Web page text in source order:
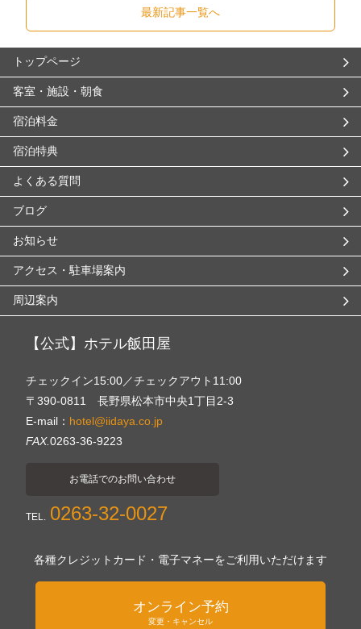
最新記事一覧へ
トップページ
客室・施設・朝食
宿泊料金
宿泊特典
よくある質問
ブログ
お知らせ
アクセス・駐車場案内
周辺案内
【公式】ホテル飯田屋
チェックイン15:00／チェックアウト11:00
〒390-0811 長野県松本市中央1丁目2-3
E-mail： hotel@iidaya.co.jp
FAX.0263-36-9223
お電話でのお問い合わせ
TEL. 0263-32-0027
各種クレジットカード・電子マネーをご利用いただけます
オンライン予約
変更・キャンセル